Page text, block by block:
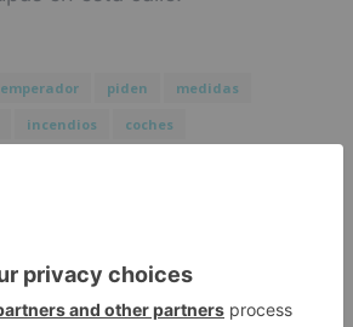
emperador piden
medidas
incendios coches
Fallece un ciclista en Burgos tras
avisar otro conductor que se
había caído de la bicicleta